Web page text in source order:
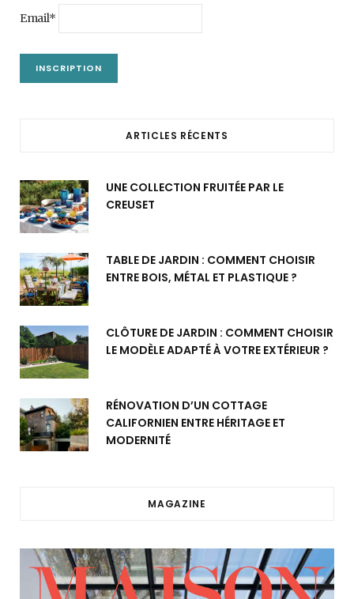
Email*
ARTICLES RÉCENTS
UNE COLLECTION FRUITÉE PAR LE
CREUSET
TABLE DE JARDIN : COMMENT CHOISIR
ENTRE BOIS, MÉTAL ET PLASTIQUE ?
CLÔTURE DE JARDIN : COMMENT CHOISIR
LE MODÈLE ADAPTÉ À VOTRE EXTÉRIEUR ?
RÉNOVATION D’UN COTTAGE
CALIFORNIEN ENTRE HÉRITAGE ET
MODERNITÉ
MAGAZINE